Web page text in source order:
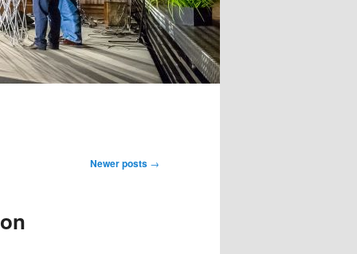
Newer posts →